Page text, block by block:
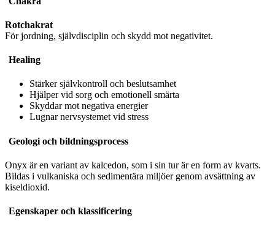
Rotchakrat
För jordning, självdisciplin och skydd mot negativitet.
Healing
Stärker självkontroll och beslutsamhet
Hjälper vid sorg och emotionell smärta
Skyddar mot negativa energier
Lugnar nervsystemet vid stress
Geologi och bildningsprocess
Onyx är en variant av kalcedon, som i sin tur är en form av kvarts.
Bildas i vulkaniska och sedimentära miljöer genom avsättning av
kiseldioxid.
Egenskaper och klassificering